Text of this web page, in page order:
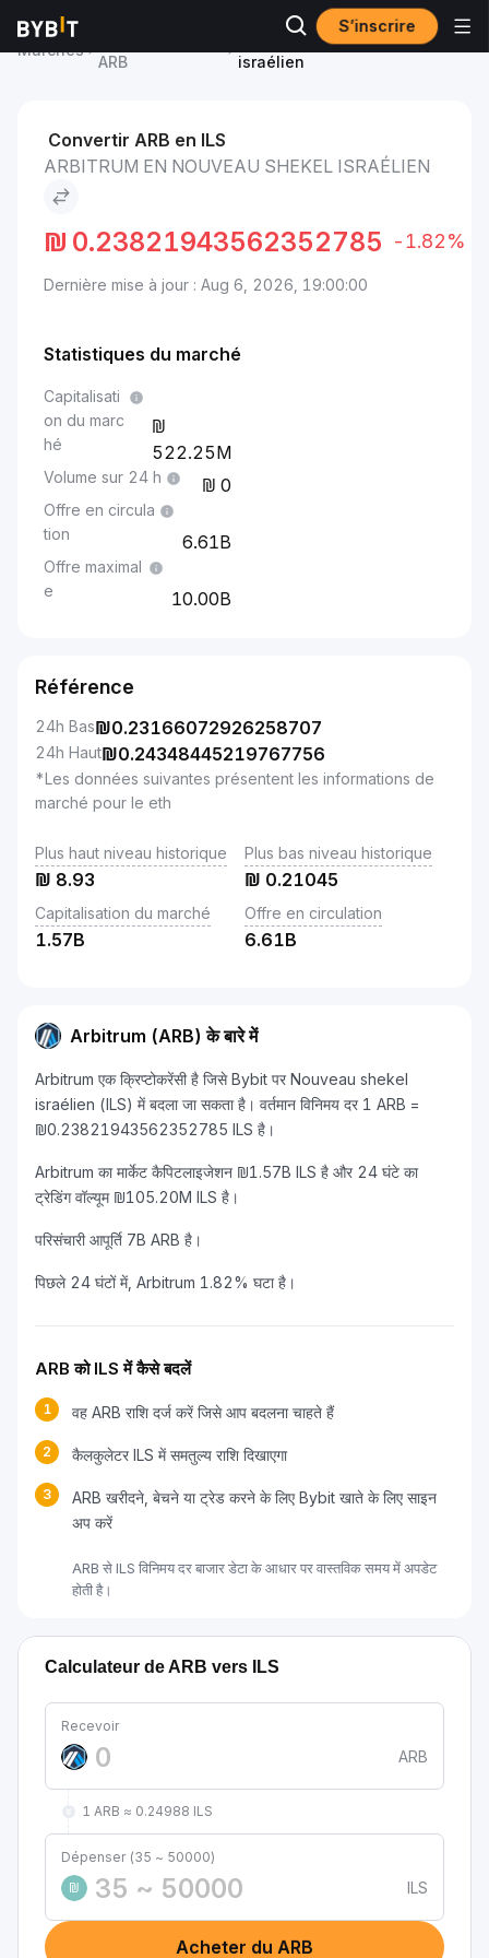
S’inscrire
Marchés
ARB
Arbitrum to Nouveau shekel
israélien
Convertir ARB en ILS
ARBITRUM EN NOUVEAU SHEKEL ISRAÉLIEN
₪ 0.23821943562352785 -1.82%
Dernière mise à jour : Aug 6, 2026, 19:00:00
Statistiques du marché
Capitalisati
on du marc
hé
522.25M
Volume sur 24 h 0
Offre en circula
tion
6.61B
Offre maximal
e
10.00B
Référence
24h Bas₪0.23166072926258707
24h Haut₪0.24348445219767756
*Les données suivantes présentent les informations de
marché pour le eth
Plus haut niveau historique
₪ 8.93
Plus bas niveau historique
₪ 0.21045
Capitalisation du marché
1.57B
Offre en circulation
6.61B
Arbitrum (ARB) के बारे में
Arbitrum एक क्रिप्टोकरेंसी है जिसे Bybit पर Nouveau shekel
israélien (ILS) में बदला जा सकता है। वर्तमान विनिमय दर 1 ARB =
₪0.23821943562352785 ILS है।
Arbitrum का मार्केट कैपिटलाइजेशन ₪1.57B ILS है और 24 घंटे का
ट्रेडिंग वॉल्यूम ₪105.20M ILS है।
परिसंचारी आपूर्ति 7B ARB है।
पिछले 24 घंटों में, Arbitrum 1.82% घटा है।
ARB को ILS में कैसे बदलें
1 वह ARB राशि दर्ज करें जिसे आप बदलना चाहते हैं
2 कैलकुलेटर ILS में समतुल्य राशि दिखाएगा
3
ARB खरीदने, बेचने या ट्रेड करने के लिए Bybit खाते के लिए साइन
अप करें
ARB से ILS विनिमय दर बाजार डेटा के आधार पर वास्तविक समय में अपडेट
होती है।
Calculateur de ARB vers ILS
Recevoir
ARB
1 ARB ≈ 0.24988 ILS
Dépenser (35 ~ 50000)
₪
ILS
Acheter du ARB